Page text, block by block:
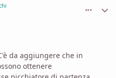
da aggiungere che in
ottenere